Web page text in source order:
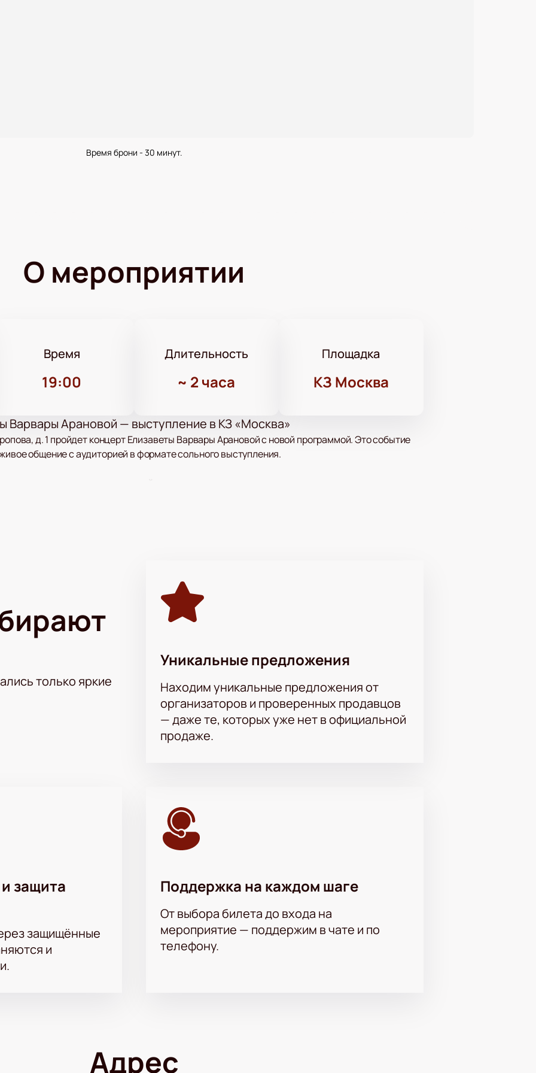
Время брони - 30 минут.
О мероприятии
Время
19:00
Длительность
~ 2 часа
Площадка
КЗ Москва
Варвары Арановой — выступление в КЗ «Москва»
д. 1 пройдет концерт Елизаветы Варвары Арановой с новой программой. Это событие
общение с аудиторией в формате сольного выступления.
комикесса, сценарист и режиссёр, резидент шоу «Женский стендап» на ТНТ. Она также
увидеть привычные вещи под новым углом.
Варвары Арановой в Москве — удобный способ
Елизаветы Варвары Арановой вы можете на нашем сайте. Выберите подходящие места,
заказ онлайн. После оплаты билеты поступят на электронную почту, что делает процесс
только яркие
Уникальные предложения
Находим уникальные предложения от
организаторов и проверенных продавцов
— даже те, которых уже нет в официальной
продаже.
защита
защищённые
и
Поддержка на каждом шаге
От выбора билета до входа на
мероприятие — поддержим в чате и по
телефону.
Адрес